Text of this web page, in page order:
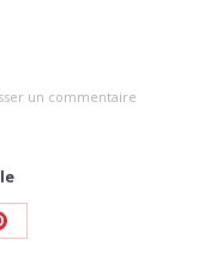
un commentaire